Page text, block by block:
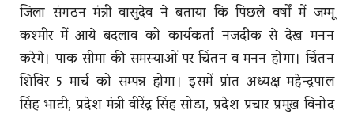
जिला संगठन मंत्री वासुदेव ने बताया कि पिछले वर्षों में जम्मू
कश्मीर में आये बदलाव को कार्यकर्ता नजदीक से देख मनन
करेगे। पाक सीमा की समस्याओं पर चिंतन व मनन होगा। चिंतन
शिविर 5 मार्च को सम्पन्न होगा। इसमें प्रांत अध्यक्ष महेन्द्रपाल
सिंह भाटी, प्रदेश मंत्री वीरेंद्र सिंह सोडा, प्रदेश प्रचार प्रमुख विनोद